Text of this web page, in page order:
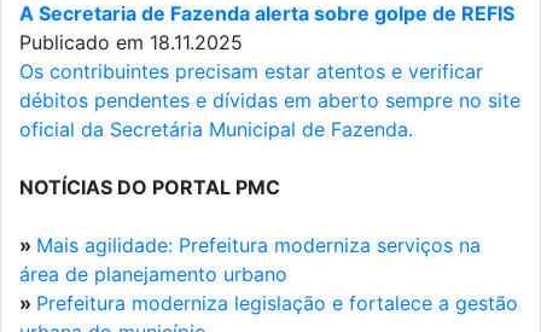
A Secretaria de Fazenda alerta sobre golpe de REFIS
Publicado em 18.11.2025
Os contribuintes precisam estar atentos e verificar
débitos pendentes e dívidas em aberto sempre no site
oficial da Secretária Municipal de Fazenda.
NOTÍCIAS DO PORTAL PMC
» Mais agilidade: Prefeitura moderniza serviços na
área de planejamento urbano
» Prefeitura moderniza legislação e fortalece a gestão